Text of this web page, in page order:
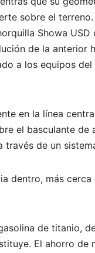
sobre el
Showa USD
de la anterior
a los equipos
en la línea
el basculante de
través de un
dentro, más
de titanio,
El ahorro de